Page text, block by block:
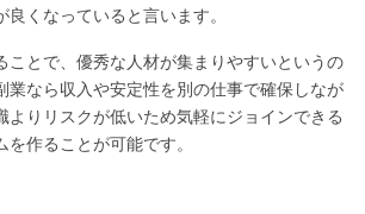
くなっていると言います。
ことで、優秀な人材が集まりやすいというの
業なら収入や安定性を別の仕事で確保しなが
よりリスクが低いため気軽にジョインできる
作ることが可能です。